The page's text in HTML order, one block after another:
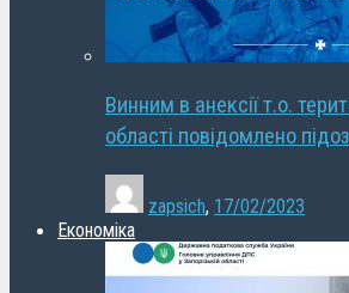
Винним в анексії т.о.
області повідомлено
zapsich, 17/02/2023
Економіка